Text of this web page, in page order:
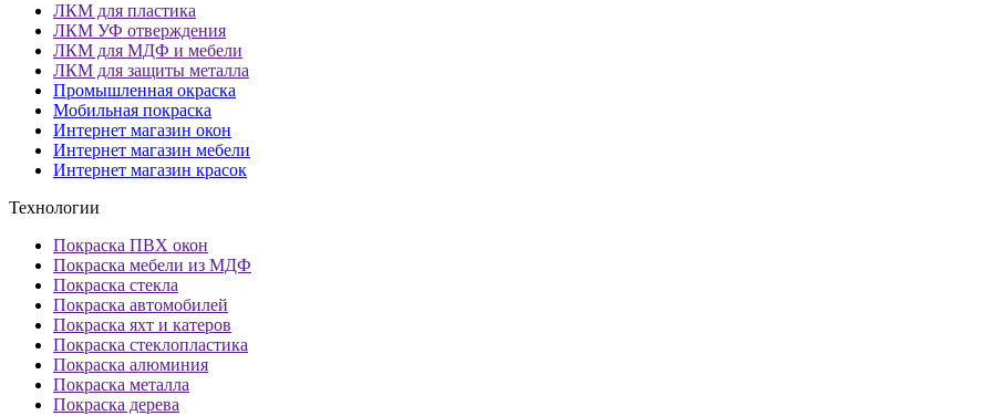
ЛКМ для пластика
ЛКМ УФ отверждения
ЛКМ для МДФ и мебели
ЛКМ для защиты металла
Промышленная окраска
Мобильная покраска
Интернет магазин окон
Интернет магазин мебели
Интернет магазин красок
Технологии
Покраска ПВХ окон
Покраска мебели из МДФ
Покраска стекла
Покраска автомобилей
Покраска яхт и катеров
Покраска стеклопластика
Покраска алюминия
Покраска металла
Покраска дерева